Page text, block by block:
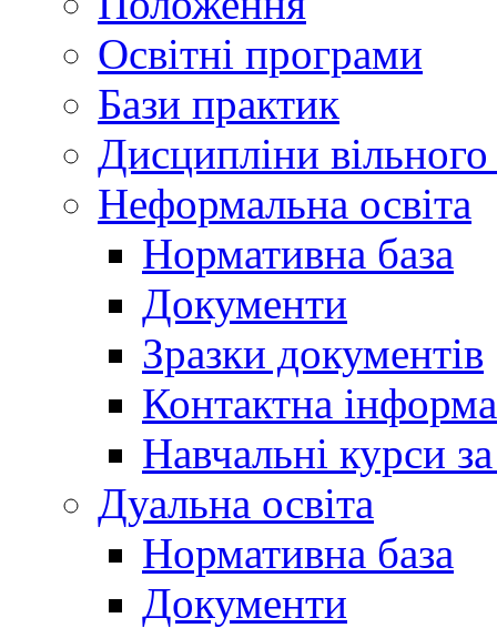
Освітні програми
Бази практик
Дисципліни
Неформальна освіта
Нормативна база
Документи
Зразки документів
Контактна
Навчальні курси
Дуальна освіта
Нормативна база
Документи